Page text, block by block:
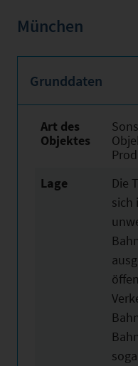
München
Grunddaten
Art des
Objektes
Lage
Die
sich